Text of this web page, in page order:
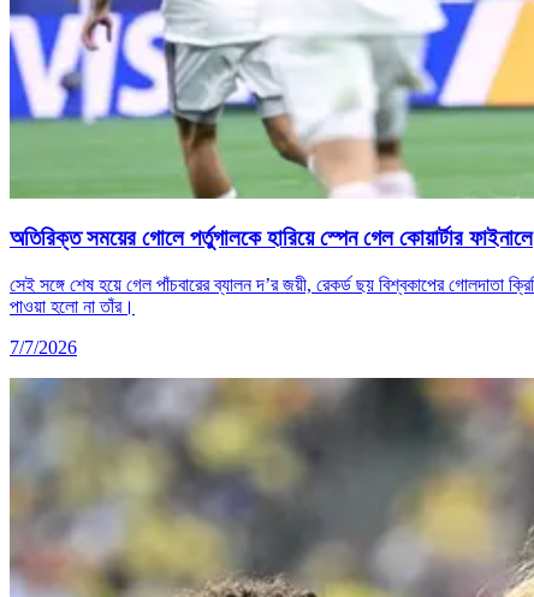
অতিরিক্ত সময়ের গোলে পর্তুগালকে হারিয়ে স্পেন গেল কোয়ার্টার ফাইনালে
সেই সঙ্গে শেষ হয়ে গেল পাঁচবারের ব্যালন দ’র জয়ী, রেকর্ড ছয় বিশ্বকাপের গোলদাতা
পাওয়া হলো না তাঁর।
7/7/2026